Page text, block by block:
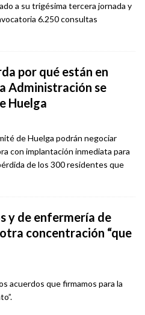
a su trigésima tercera jornada y
6.250 consultas
por qué están en
Administración se
Huelga
de Huelga podrán negociar
con implantación inmediata para
de los 300 residentes que
y de enfermería de
concentración “que
acuerdos que firmamos para la